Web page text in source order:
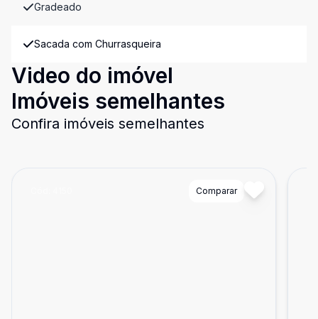
Gradeado
Sacada com Churrasqueira
Video do imóvel
Imóveis semelhantes
Confira imóveis semelhantes
Comparar